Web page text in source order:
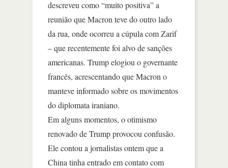
descreveu como “muito positiva” a
reunião que Macron teve do outro lado
da rua, onde ocorreu a cúpula com Zarif
– que recentemente foi alvo de sanções
americanas. Trump elogiou o governante
francês, acrescentando que Macron o
manteve informado sobre os movimentos
do diplomata iraniano.
Em alguns momentos, o otimismo
renovado de Trump provocou confusão.
Ele contou a jornalistas ontem que a
China tinha entrado em contato com